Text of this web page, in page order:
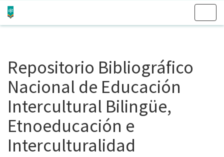
Repositorio Bibliográfico
Nacional de Educación
Intercultural Bilingüe,
Etnoeducación e
Interculturalidad